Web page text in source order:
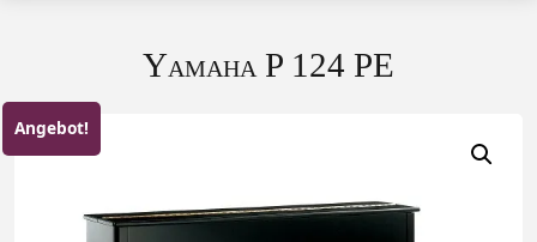
Yamaha P 124 PE
Angebot!